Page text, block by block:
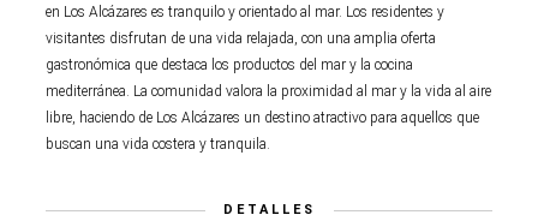
en Los Alcázares es tranquilo y orientado al mar. Los residentes y
visitantes disfrutan de una vida relajada, con una amplia oferta
gastronómica que destaca los productos del mar y la cocina
mediterránea. La comunidad valora la proximidad al mar y la vida al aire
libre, haciendo de Los Alcázares un destino atractivo para aquellos que
buscan una vida costera y tranquila.
DETALLES